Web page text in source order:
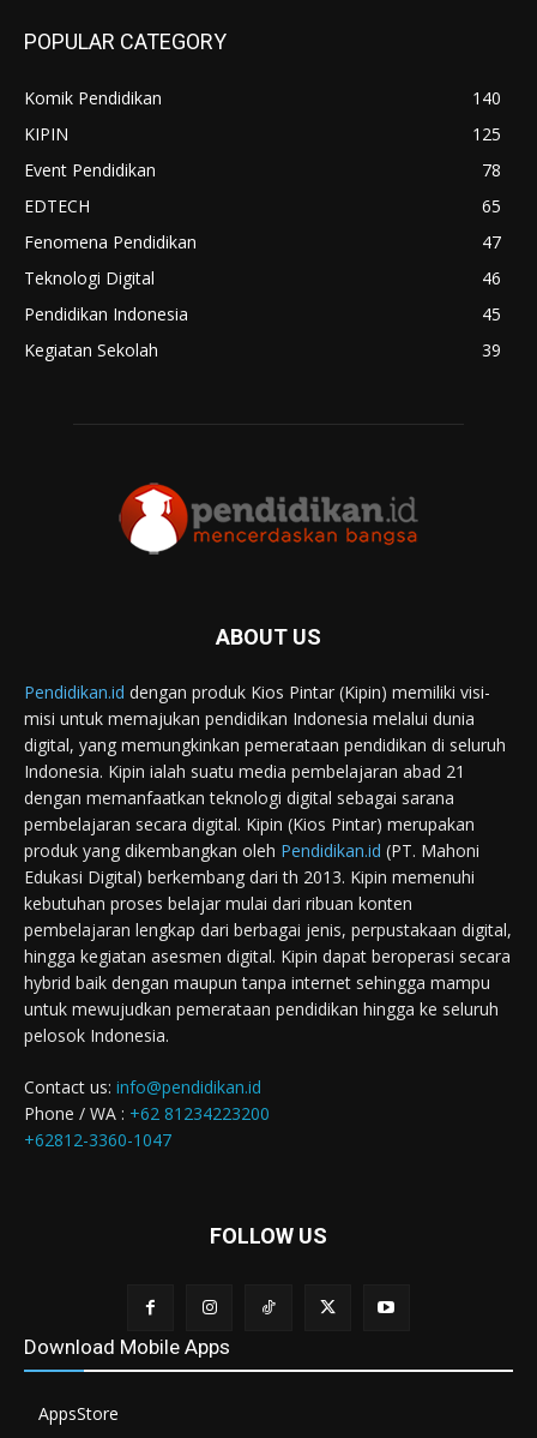
POPULAR CATEGORY
Komik Pendidikan
140
KIPIN
125
Event Pendidikan
78
EDTECH
65
Fenomena Pendidikan
47
Teknologi Digital
46
Pendidikan Indonesia
45
Kegiatan Sekolah
39
ABOUT US
Pendidikan.id dengan produk Kios Pintar (Kipin) memiliki visi-
misi untuk memajukan pendidikan Indonesia melalui dunia
digital, yang memungkinkan pemerataan pendidikan di seluruh
Indonesia. Kipin ialah suatu media pembelajaran abad 21
dengan memanfaatkan teknologi digital sebagai sarana
pembelajaran secara digital. Kipin (Kios Pintar) merupakan
produk yang dikembangkan oleh Pendidikan.id (PT. Mahoni
Edukasi Digital) berkembang dari th 2013. Kipin memenuhi
kebutuhan proses belajar mulai dari ribuan konten
pembelajaran lengkap dari berbagai jenis, perpustakaan digital,
hingga kegiatan asesmen digital. Kipin dapat beroperasi secara
hybrid baik dengan maupun tanpa internet sehingga mampu
untuk mewujudkan pemerataan pendidikan hingga ke seluruh
pelosok Indonesia.
Contact us: info@pendidikan.id
Phone / WA : +62 81234223200
+62812-3360-1047
FOLLOW US
Download Mobile Apps
AppsStore